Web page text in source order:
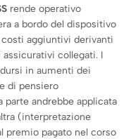
rende operativo
a bordo del dispositivo
aggiuntivi derivanti
collegati. I
in aumenti dei
di pensiero
parte andrebbe applicata
(interpretazione
premio pagato nel corso